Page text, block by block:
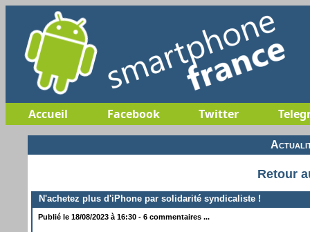
Accueil Facebook Twitter
Retour
N'achetez plus d'iPhone par solidarité syndicaliste !
Publié le 18/08/2023 à 16:30 - 6 commentaires ...